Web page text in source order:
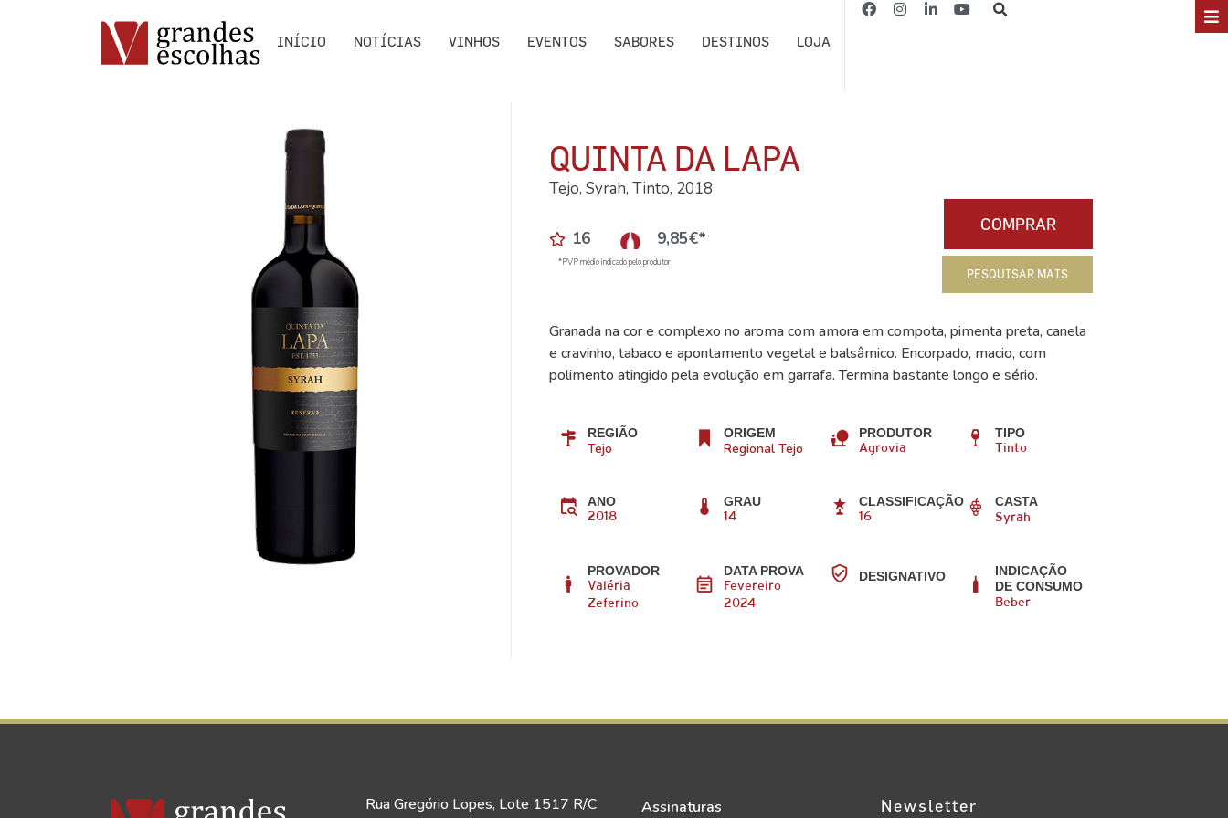
INÍCIO NOTÍCIAS VINHOS EVENTOS SABORES DESTINOS LOJA
QUINTA DA LAPA
Tejo, Syrah, Tinto, 2018
16 9,85€*
*PVP médio indicado pelo produtor
COMPRAR
PESQUISAR MAIS
Granada na cor e complexo no aroma com amora em compota, pimenta preta, canela
e cravinho, tabaco e apontamento vegetal e balsâmico. Encorpado, macio, com
polimento atingido pela evolução em garrafa. Termina bastante longo e sério.
REGIÃO
Tejo
ORIGEM
Regional Tejo
PRODUTOR
Agrovia
TIPO
Tinto
ANO
2018
GRAU
14
CLASSIFICAÇÃO
16
CASTA
Syrah
PROVADOR
Valéria
Zeferino
DATA PROVA
Fevereiro
2024
DESIGNATIVO
INDICAÇÃO
DE CONSUMO
Beber
Rua Gregório Lopes, Lote 1517 R/C
Assinaturas Newsletter